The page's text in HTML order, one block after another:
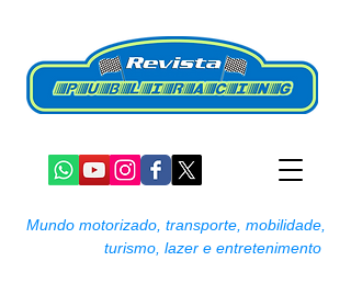
Mundo motorizado, transporte, mobilidade,
turismo, lazer e entretenimento